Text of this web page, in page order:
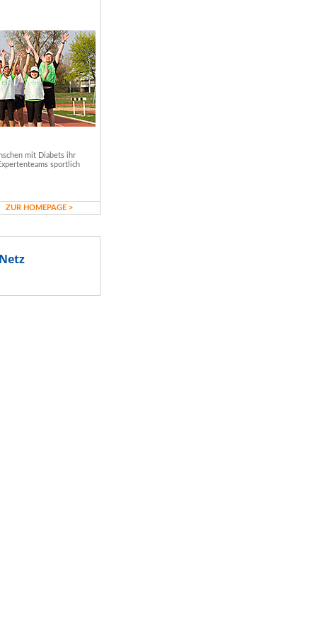
mit Diabets ihr
sportlich
ZUR HOMEPAGE >